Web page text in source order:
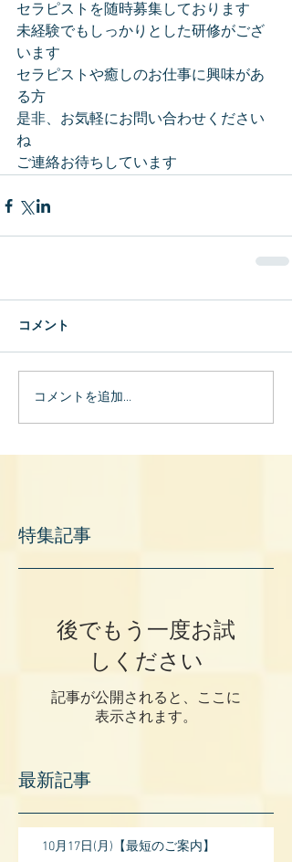
セラピストを随時募集しております
未経験でもしっかりとした研修がござ
います
セラピストや癒しのお仕事に興味があ
る方
是非、お気軽にお問い合わせください
ね
ご連絡お待ちしています
コメント
コメントを追加…
特集記事
後でもう一度お試
しください
記事が公開されると、ここに
表示されます。
最新記事
10月17日(月)【最短のご案内】